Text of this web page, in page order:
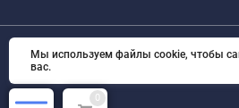
© 2026 InSale. Все
0
Мы используем файлы cookie, чтобы
вас.